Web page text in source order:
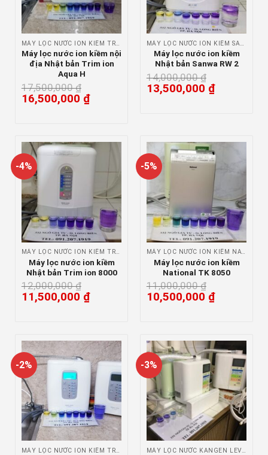
Máy lọc nước ion kiềm nội
địa Nhật bản Trim ion
Aqua H
17,500,000₫
16,500,000 ₫
Máy lọc nước ion kiềm
Nhật bản Sanwa RW 2
14,000,000₫
13,500,000 ₫
-4%
MÁY LỌC NƯỚC ION KIỀM TRIM ION
Máy lọc nước ion kiềm
Nhật bản Trim ion 8000
12,000,000₫
11,500,000 ₫
-5%
MÁY LỌC NƯỚC ION KIỀM NATIONAL
Máy lọc nước ion kiềm
National TK 8050
11,000,000₫
10,500,000 ₫
-2% -3%
MÁY LỌC NƯỚC KANGEN LEVELUK